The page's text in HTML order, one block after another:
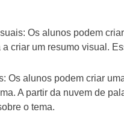
Os alunos podem
criar um resumo visual.
Os alunos podem criar
A partir da nuvem de
o tema.